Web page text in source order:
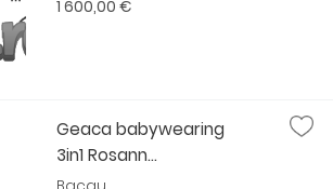
1 600,00 €
Geaca babywearing
3in1 Rosann...